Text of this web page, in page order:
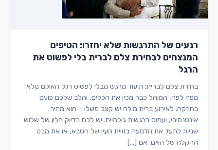
רגעים של התרגשות שלא יחזרו: הטיפים
המנצחים לבחירת צלם לברית בלי לפשוט את
הרגל
בחירת צלם לברית: תיעוד מרגש מבלי לפשוט רגל האולם מלא
מפה לפה, המוהל כבר מכין את הכלים, והלב שלכם פועם
בחוזקה. לאירוע ברית מילה יש קצב משלו – הוא מהיר,
אינטנסיבי, ועמוס ברגשות גולמיים. יש לכם בדיוק חלון של שלוש
שניות לתעד את הדמעה בזווית העין של הסבא, או את מבט
ההקלה של האם. אם […]